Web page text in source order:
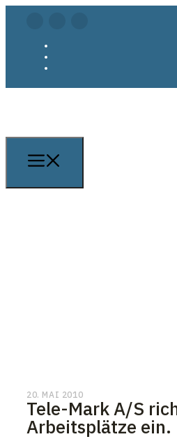
20. MAI 2010
Tele-Mark A/S
Arbeitsplätze ein.